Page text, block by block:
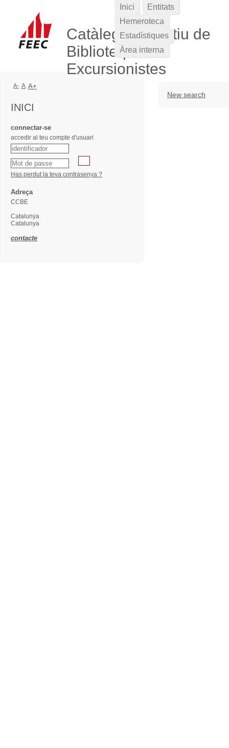
Catàleg Col·lectiu de
Biblioteques
Excursionistes
New search
Inici
Entitats
Hemeroteca
Estadístiques
Àrea interna
A- A A+
INICI
connectar-se
accedir al teu compte d'usuari
Has perdut la teva contrasenya ?
Adreça
CCBE
Catalunya
Catalunya
contacte